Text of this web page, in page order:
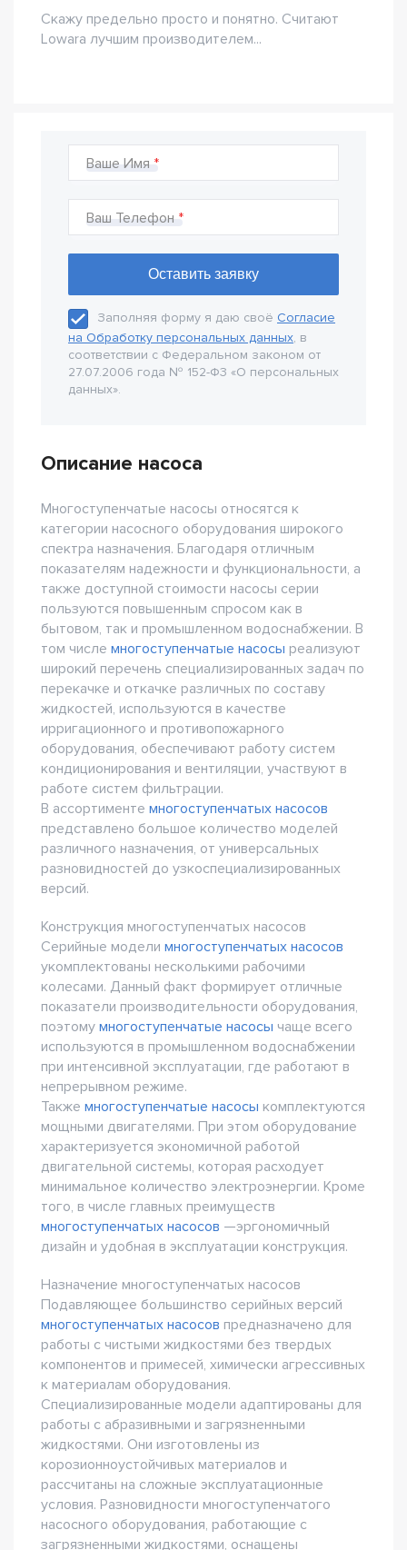
Скажу предельно просто и понятно. Считают
Lowara лучшим производителем...
Ваше Имя
Ваш Телефон
Заполняя форму я даю своё Согласие
на Обработку персональных данных, в
соответствии с Федеральном законом от
27.07.2006 года № 152-Ф3 «О персональных
данных».
Описание насоса
Многоступенчатые насосы относятся к
категории насосного оборудования широкого
спектра назначения. Благодаря отличным
показателям надежности и функциональности, а
также доступной стоимости насосы серии
пользуются повышенным спросом как в
бытовом, так и промышленном водоснабжении. В
том числе многоступенчатые насосы реализуют
широкий перечень специализированных задач по
перекачке и откачке различных по составу
жидкостей, используются в качестве
ирригационного и противопожарного
оборудования, обеспечивают работу систем
кондиционирования и вентиляции, участвуют в
работе систем фильтрации.
В ассортименте многоступенчатых насосов
представлено большое количество моделей
различного назначения, от универсальных
разновидностей до узкоспециализированных
версий.
Конструкция многоступенчатых насосов
Серийные модели многоступенчатых насосов
укомплектованы несколькими рабочими
колесами. Данный факт формирует отличные
показатели производительности оборудования,
поэтому многоступенчатые насосы чаще всего
используются в промышленном водоснабжении
при интенсивной эксплуатации, где работают в
непрерывном режиме.
Также многоступенчатые насосы комплектуются
мощными двигателями. При этом оборудование
характеризуется экономичной работой
двигательной системы, которая расходует
минимальное количество электроэнергии. Кроме
того, в числе главных преимуществ
многоступенчатых насосов —эргономичный
дизайн и удобная в эксплуатации конструкция.
Назначение многоступенчатых насосов
Подавляющее большинство серийных версий
многоступенчатых насосов предназначено для
работы с чистыми жидкостями без твердых
компонентов и примесей, химически агрессивных
к материалам оборудования.
Специализированные модели адаптированы для
работы с абразивными и загрязненными
жидкостями. Они изготовлены из
корозионноустойчивых материалов и
рассчитаны на сложные эксплуатационные
условия. Разновидности многоступенчатого
насосного оборудования, работающие с
загрязненными жидкостями, оснащены